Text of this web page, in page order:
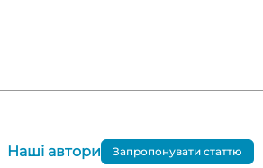
Наші автори Запропонувати статтю